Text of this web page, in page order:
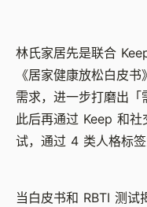
林氏家居先是联合
《居家健康放松白皮
需求，进一步打磨出
此后再通过 Keep 和
试，通过 4 类人格标签
当白皮书和 RBTI 测试